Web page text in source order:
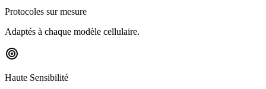
Protocoles sur mesure
Adaptés à chaque modèle cellulaire.
Haute Sensibilité